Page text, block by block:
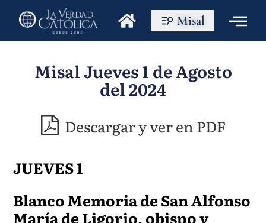
Misal
Misal Jueves 1 de Agosto
del 2024
Descargar y ver en PDF
JUEVES 1
Blanco Memoria de San Alfonso
María de Ligorio, obispo y